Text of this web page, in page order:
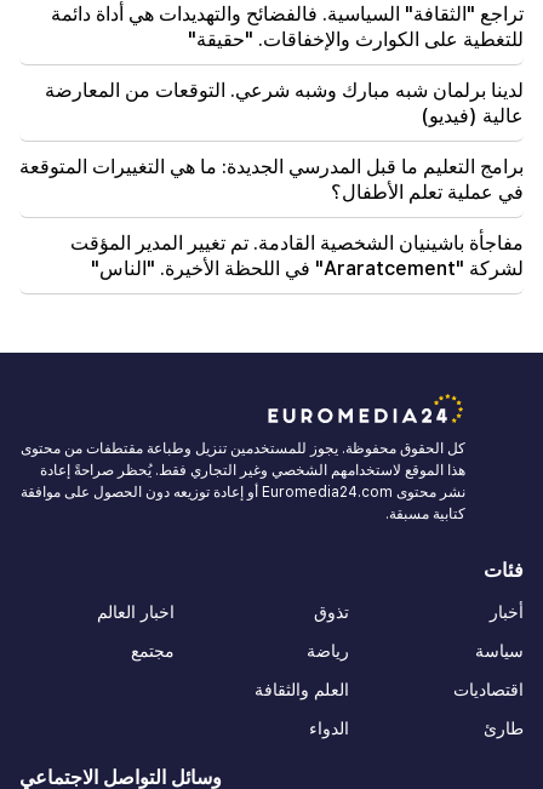
تراجع "الثقافة" السياسية. فالفضائح والتهديدات هي أداة دائمة
للتغطية على الكوارث والإخفاقات. "حقيقة"
لدينا برلمان شبه مبارك وشبه شرعي. التوقعات من المعارضة
عالية (فيديو)
برامج التعليم ما قبل المدرسي الجديدة: ما هي التغييرات المتوقعة
في عملية تعلم الأطفال؟
مفاجأة باشينيان الشخصية القادمة. تم تغيير المدير المؤقت
لشركة "Araratcement" في اللحظة الأخيرة. "الناس"
كل الحقوق محفوظة. يجوز للمستخدمين تنزيل وطباعة مقتطفات من محتوى
هذا الموقع لاستخدامهم الشخصي وغير التجاري فقط. يُحظر صراحةً إعادة
نشر محتوى Euromedia24.com أو إعادة توزيعه دون الحصول على موافقة
كتابية مسبقة.
فئات
أخبار
سياسة
اقتصاديات
طارئ
تذوق
رياضة
العلم والثقافة
الدواء
اخبار العالم
مجتمع
وسائل التواصل الاجتماعي